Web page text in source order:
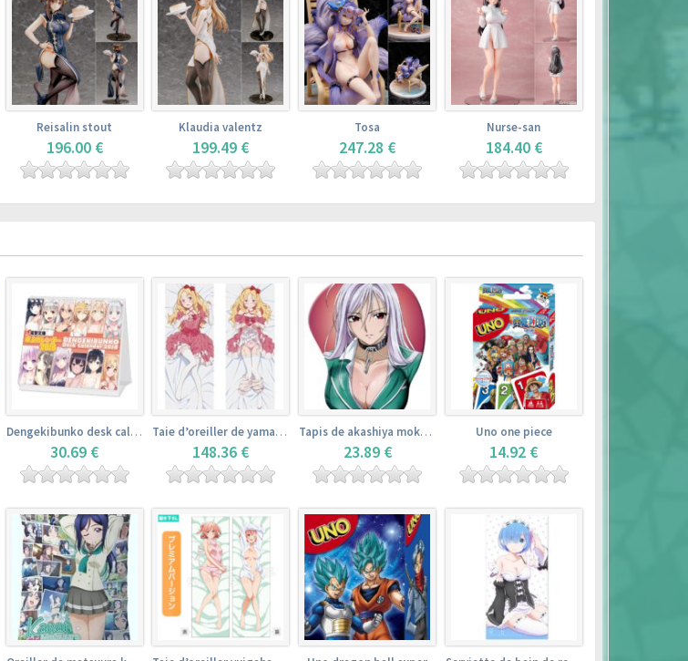
Reisalin stout
196.00 €
Klaudia valentz
199.49 €
Tosa
247.28 €
Nurse-san
184.40 €
Dengekibunko desk calendar 2018
30.69 €
Taie d’oreiller de yamada elf – eromanga sensei
148.36 €
Tapis de akashiya moka – rosario + vampire
23.89 €
Uno one piece
14.92 €